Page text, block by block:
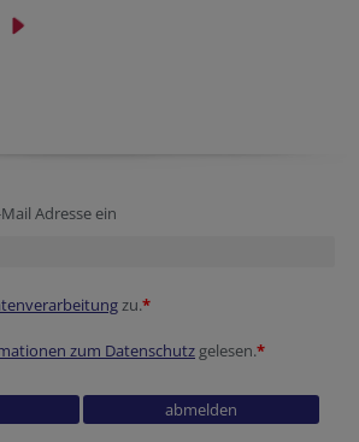
Adresse ein
zu.*
zum Datenschutz gelesen.*